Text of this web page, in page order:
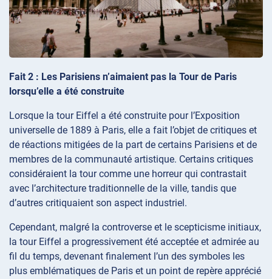
Fait 2 : Les Parisiens n’aimaient pas la Tour de Paris
lorsqu’elle a été construite
Lorsque la tour Eiffel a été construite pour l’Exposition
universelle de 1889 à Paris, elle a fait l’objet de critiques et
de réactions mitigées de la part de certains Parisiens et de
membres de la communauté artistique. Certains critiques
considéraient la tour comme une horreur qui contrastait
avec l’architecture traditionnelle de la ville, tandis que
d’autres critiquaient son aspect industriel.
Cependant, malgré la controverse et le scepticisme initiaux,
la tour Eiffel a progressivement été acceptée et admirée au
fil du temps, devenant finalement l’un des symboles les
plus emblématiques de Paris et un point de repère apprécié